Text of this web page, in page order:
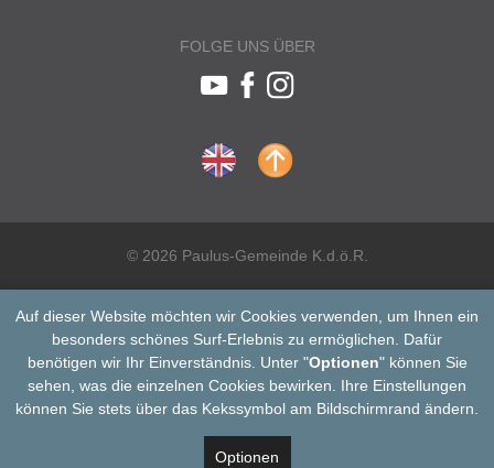
FOLGE UNS ÜBER
© 2026 Paulus-Gemeinde K.d.ö.R.
Auf dieser Website möchten wir Cookies verwenden, um Ihnen ein
besonders schönes Surf-Erlebnis zu ermöglichen. Dafür
benötigen wir Ihr Einverständnis. Unter "Optionen" können Sie
sehen, was die einzelnen Cookies bewirken. Ihre Einstellungen
können Sie stets über das Kekssymbol am Bildschirmrand ändern.
Optionen